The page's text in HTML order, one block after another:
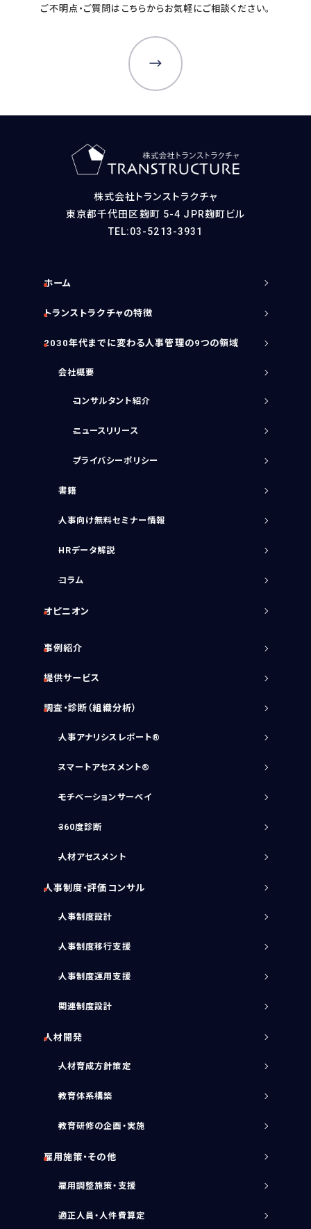
ご不明点・ご質問はこちらからお気軽にご相談ください。
株式会社トランストラクチャ
東京都千代田区麹町 5-4 JPR麹町ビル
TEL:03-5213-3931
ホーム
トランストラクチャの特徴
2030年代までに変わる人事管理の9つの領域
会社概要
コンサルタント紹介
ニュースリリース
プライバシーポリシー
書籍
人事向け無料セミナー情報
HRデータ解説
コラム
オピニオン
事例紹介
提供サービス
調査・診断（組織分析）
人事アナリシスレポート®
スマートアセスメント®
モチベーションサーベイ
360度診断
人材アセスメント
人事制度・評価コンサル
人事制度設計
人事制度移行支援
人事制度運用支援
関連制度設計
人材開発
人材育成方針策定
教育体系構築
教育研修の企画・実施
雇用施策・その他
雇用調整施策・支援
適正人員・人件費算定